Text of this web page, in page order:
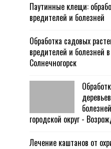
Паутинные клещи:
вредителей и болезней
Обработка садовых
вредителей и болезней
Солнечногорск
городской округ -
Лечение каштанов от